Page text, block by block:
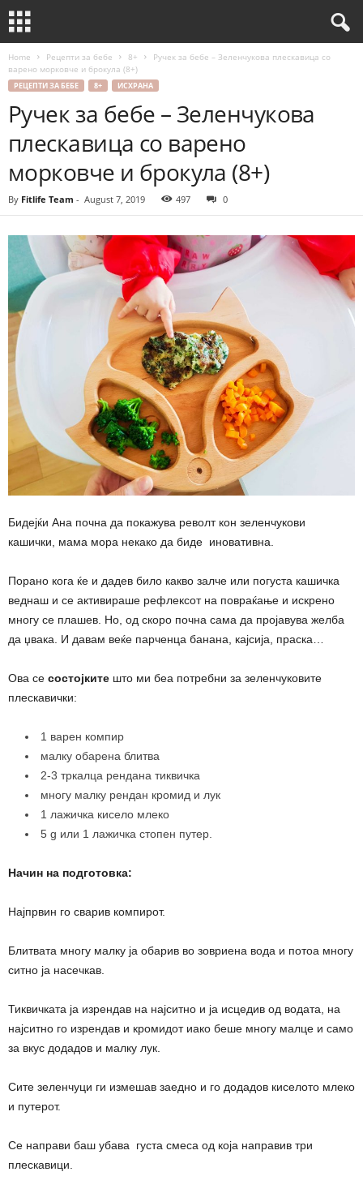
Home Рецепти за бебе 8+
Ручек за бебе – Зеленчукова плескавица со
варено морковче и брокула (8+)
РЕЦЕПТИ ЗА БЕБЕ 8+ ИСХРАНА
Ручек за бебе – Зеленчукова
плескавица со варено
морковче и брокула (8+)
By Fitlife Team - August 7, 2019 497 0
Бидејќи Ана почна да покажува револт кон зеленчукови
кашички, мама мора некако да биде иновативна.
Порано кога ќе и дадев било какво залче или погуста кашичка
веднаш и се активираше рефлексот на повраќање и искрено
многу се плашев. Но, од скоро почна сама да пројавува желба
да џвака. И давам веќе парченца банана, кајсија, праска…
Ова се состојките што ми беа потребни за зеленчуковите
плескавички:
1 варен компир
малку обарена блитва
2-3 тркалца рендана тиквичка
многу малку рендан кромид и лук
1 лажичка кисело млеко
5 g или 1 лажичка стопен путер.
Начин на подготовка:
Најпрвин го сварив компирот.
Блитвата многу малку ја обарив во зовриена вода и потоа многу
ситно ја насечкав.
Тиквичката ја изрендав на најситно и ја исцедив од водата, на
најситно го изрендав и кромидот иако беше многу малце и само
за вкус додадов и малку лук.
Сите зеленчуци ги измешав заедно и го додадов киселото млеко
и путерот.
Се направи баш убава густа смеса од која направив три
плескавици.